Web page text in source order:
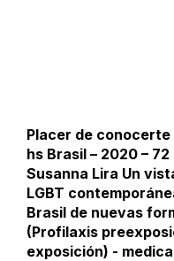
Placer de conocerte
hs Brasil – 2020 –
Susanna Lira Un
LGBT
Brasil de nuevas
(Profilaxis
exposición) -